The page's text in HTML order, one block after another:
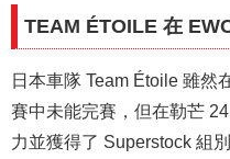
TEAM ÉTOILE 在
日本車隊 Team Étoile 雖然
賽中未能完賽，但在勒芒
力並獲得了 Superstock 組